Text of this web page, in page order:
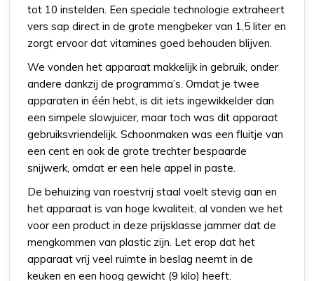
tot 10 instelden. Een speciale technologie extraheert
vers sap direct in de grote mengbeker van 1,5 liter en
zorgt ervoor dat vitamines goed behouden blijven.
We vonden het apparaat makkelijk in gebruik, onder
andere dankzij de programma’s. Omdat je twee
apparaten in één hebt, is dit iets ingewikkelder dan
een simpele slowjuicer, maar toch was dit apparaat
gebruiksvriendelijk. Schoonmaken was een fluitje van
een cent en ook de grote trechter bespaarde
snijwerk, omdat er een hele appel in paste.
De behuizing van roestvrij staal voelt stevig aan en
het apparaat is van hoge kwaliteit, al vonden we het
voor een product in deze prijsklasse jammer dat de
mengkommen van plastic zijn. Let erop dat het
apparaat vrij veel ruimte in beslag neemt in de
keuken en een hoog gewicht (9 kilo) heeft.